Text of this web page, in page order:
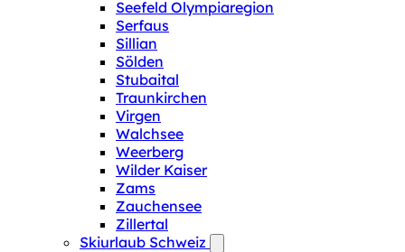
Seefeld Olympiaregion
Serfaus
Sillian
Sölden
Stubaital
Traunkirchen
Virgen
Walchsee
Weerberg
Wilder Kaiser
Zams
Zauchensee
Zillertal
Skiurlaub Schweiz